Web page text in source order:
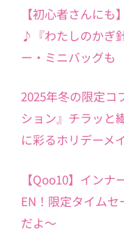
【初心者さんに
♪『わたしのかぎ
ー・ミニバッグも
2025年冬の限定コ
ション』チラッと
に彩るホリデーメ
【Qoo10】イン
EN！限定タイム
だよ～